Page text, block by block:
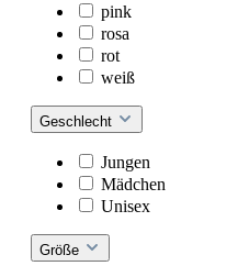
pink
rosa
rot
weiß
Geschlecht
Jungen
Mädchen
Unisex
Größe